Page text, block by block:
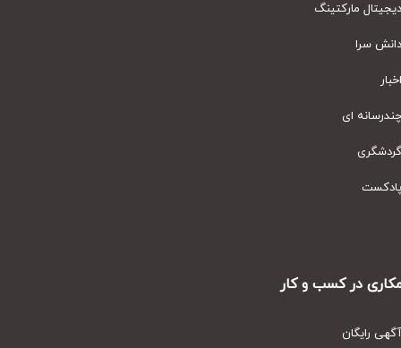
مارکتینگ
سرا
ای
در کسب و کار
رایگان